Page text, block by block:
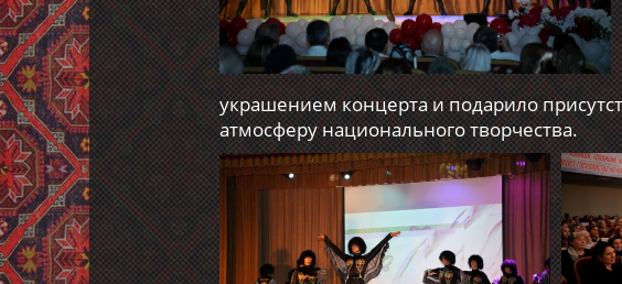
украшением концерта и подарило
атмосферу национального творчества.